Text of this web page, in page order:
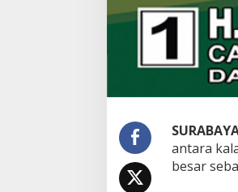
antara
besar